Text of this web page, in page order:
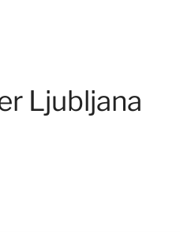
Ljubljana